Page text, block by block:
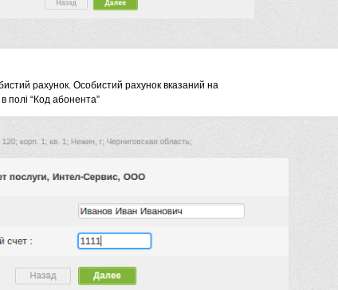
рахунок. Особистий рахунок вказаний на
в полі “Код абонента”